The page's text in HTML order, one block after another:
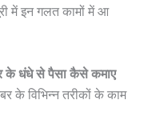
में इन गलत कामों में आ
के धंधे से पैसा कैसे कमाए
के विभिन्न तरीकों के काम